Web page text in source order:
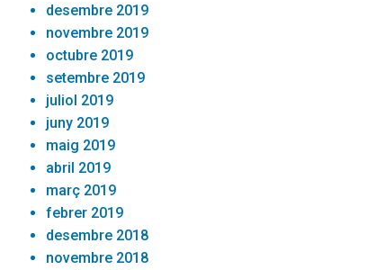
desembre 2019
novembre 2019
octubre 2019
setembre 2019
juliol 2019
juny 2019
maig 2019
abril 2019
març 2019
febrer 2019
desembre 2018
novembre 2018